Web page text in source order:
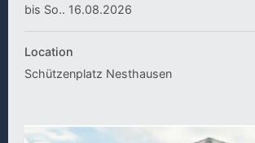
bis So.. 16.08.2026
Location
Schützenplatz Nesthausen